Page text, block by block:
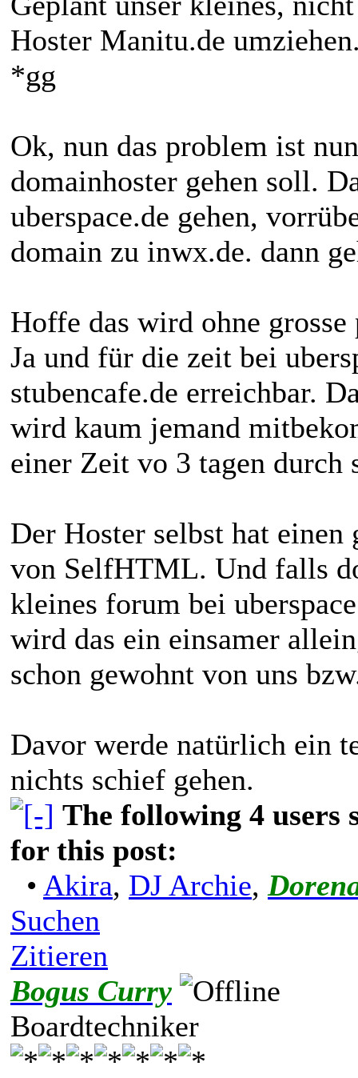
Hoster Manitu.de
*gg
Ok, nun das problem ist
domainhoster gehen soll.
uberspace.de gehen,
domain zu inwx.de. dann
Hoffe das wird ohne
Ja und für die zeit bei
stubencafe.de erreichbar.
wird kaum jemand
einer Zeit vo 3 tagen durch
Der Hoster selbst hat
von SelfHTML. Und falls
kleines forum bei
wird das ein einsamer
schon gewohnt von uns
Davor werde natürlich ein
nichts schief gehen.
The following 4 users
for this post:
• Akira, DJ Archie,
Suchen
Zitieren
Bogus Curry
Boardtechniker